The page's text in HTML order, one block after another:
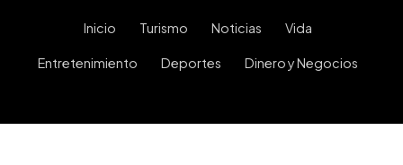
Inicio Turismo Noticias Vida
Entretenimiento Deportes Dinero y Negocios